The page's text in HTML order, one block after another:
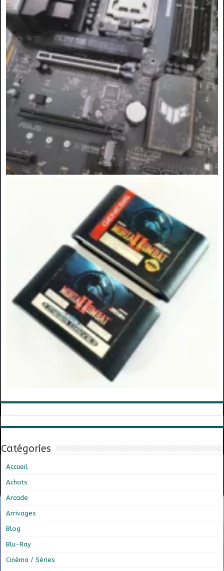
Catégories
Accueil
Achats
Arcade
Arrivages
Blog
Blu-Ray
Cinéma / Séries